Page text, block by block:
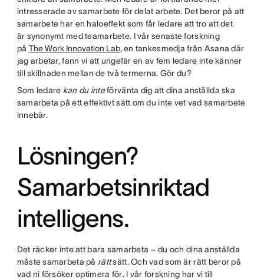
intresserade av samarbete för delat arbete. Det beror på att
samarbete har en haloeffekt som får ledare att tro att det
är synonymt med teamarbete. I vår senaste forskning
på The Work Innovation Lab, en tankesmedja från Asana där
jag arbetar, fann vi att ungefär en av fem ledare inte känner
till skillnaden mellan de två termerna. Gör du?
Som ledare kan du inteförvänta dig att dina anställda ska
samarbeta på ett effektivt sätt om du inte vet vad samarbete
innebär.
Lösningen?
Samarbetsinriktad
intelligens.
Det räcker inte att bara samarbeta – du och dina anställda
måste samarbeta på rättsätt. Och vad som är rätt beror på
vad ni försöker optimera för. I vår forskning har vi till